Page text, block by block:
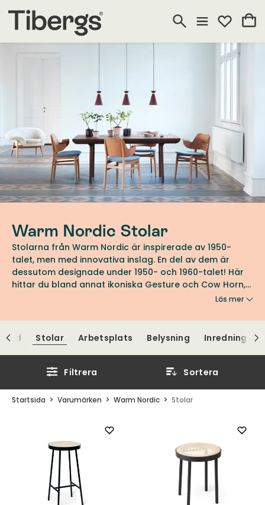
Warm Nordic Stolar
Stolarna från Warm Nordic är inspirerade av 1950-
talet, men med innovativa inslag. En del av dem är
dessutom designade under 1950- och 1960-talet! Här
hittar du bland annat ikoniska Gesture och Cow Horn,
som blir stilfulla tillskott till matplatsen. Se fler ikoniska
Möbler.
Läs mer
Bord Stolar Arbetsplats Belysning
Filtrera Sortera
Startsida Varumärken Warm Nordic Stolar